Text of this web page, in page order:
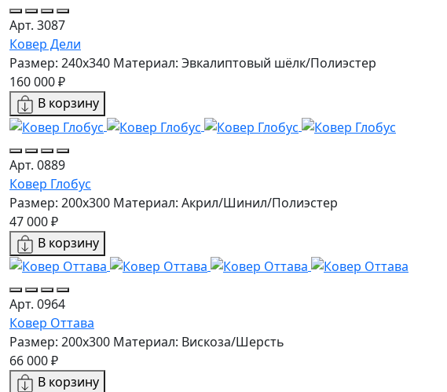
Арт. 3087
Ковер Дели
Размер: 240x340 Материал: Эвкалиптовый шёлк/Полиэстер
160 000 ₽
В корзину
Арт. 0889
Ковер Глобус
Размер: 200x300 Материал: Акрил/Шинил/Полиэстер
47 000 ₽
В корзину
Арт. 0964
Ковер Оттава
Размер: 200x300 Материал: Вискоза/Шерсть
66 000 ₽
В корзину